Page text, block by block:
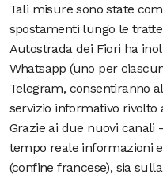
Tali misure sono state
spostamenti lungo le
Autostrada dei Fiori ha
Whatsapp (uno per
Telegram, consentiranno
servizio informativo rivolto
Grazie ai due nuovi canali
tempo reale informazioni
(confine francese), sia